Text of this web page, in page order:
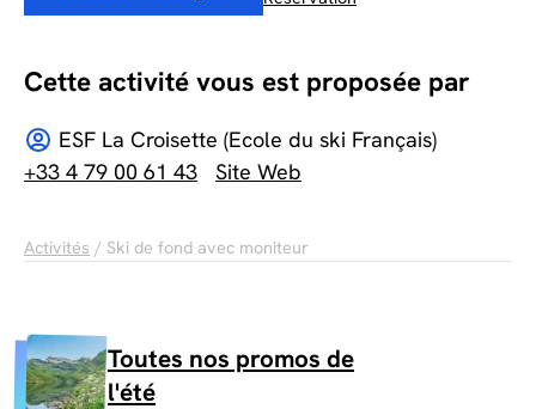
Cette activité vous est proposée par
ESF La Croisette (Ecole du ski Français)
+33 4 79 00 61 43
Site Web
Activités / Ski de fond avec moniteur
Toutes nos promos de
l'été